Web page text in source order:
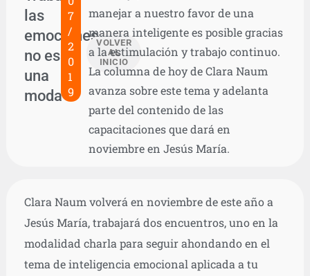
las
emociones
no es
una
moda
7
/
2
0
1
9
VOLVER
AL
INICIO
manejar a nuestro favor de una
manera inteligente es posible gracias
a la estimulación y trabajo continuo.
La columna de hoy de Clara Naum
avanza sobre este tema y adelanta
parte del contenido de las
capacitaciones que dará en
noviembre en Jesús María.
Clara Naum volverá en noviembre de este año a
Jesús María, trabajará dos encuentros, uno en la
modalidad charla para seguir ahondando en el
tema de inteligencia emocional aplicada a tu